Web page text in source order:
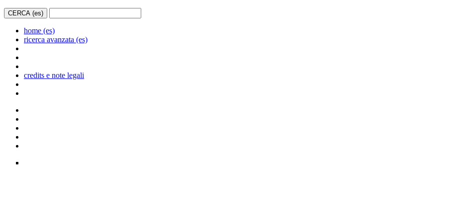
home (es)
ricerca avanzata (es)
credits e note legali